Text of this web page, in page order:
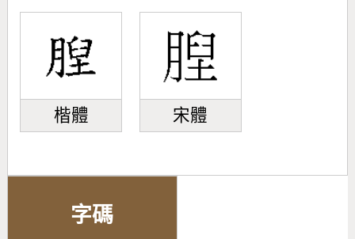
楷體 宋體
字碼